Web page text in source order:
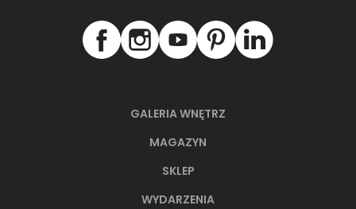
GALERIA WNĘTRZ
MAGAZYN
SKLEP
WYDARZENIA